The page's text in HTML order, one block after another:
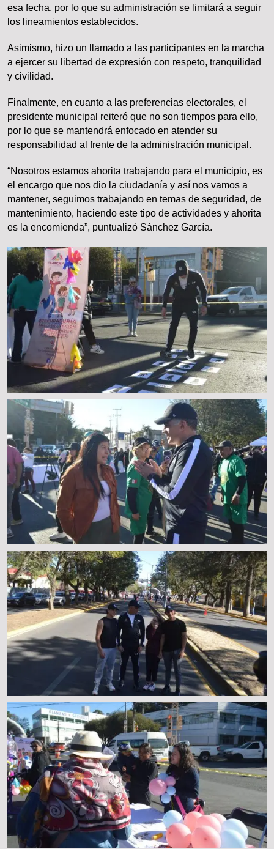
esa fecha, por lo que su administración se limitará a seguir
los lineamientos establecidos.
Asimismo, hizo un llamado a las participantes en la marcha
a ejercer su libertad de expresión con respeto, tranquilidad
y civilidad.
Finalmente, en cuanto a las preferencias electorales, el
presidente municipal reiteró que no son tiempos para ello,
por lo que se mantendrá enfocado en atender su
responsabilidad al frente de la administración municipal.
“Nosotros estamos ahorita trabajando para el municipio, es
el encargo que nos dio la ciudadanía y así nos vamos a
mantener, seguimos trabajando en temas de seguridad, de
mantenimiento, haciendo este tipo de actividades y ahorita
es la encomienda”, puntualizó Sánchez García.